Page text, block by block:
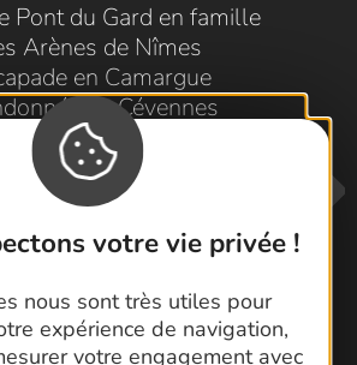
votre vie privée !
nous sont très utiles pour
expérience de navigation,
votre engagement avec
Pont du Gard en famille
Arènes de Nîmes
en Camargue
en Cévennes
Contactez-nous !